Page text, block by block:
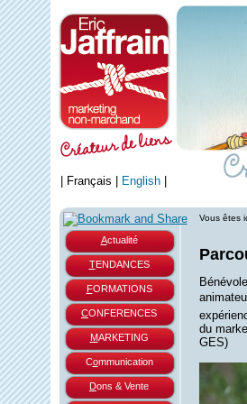
Actualité
TENDANCES
FORMATIONS
CONFERENCES
MARKETING
Communication
Dons & Vente
Vous êtes
du
GES)
Français English|